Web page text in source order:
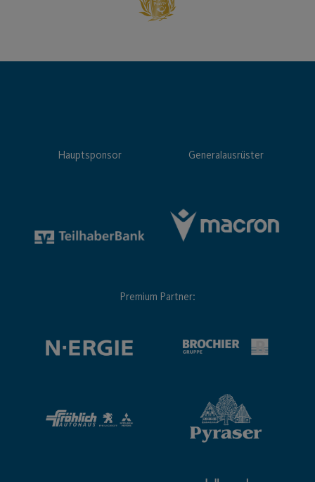
Hauptsponsor Generalausrüster
Premium Partner: